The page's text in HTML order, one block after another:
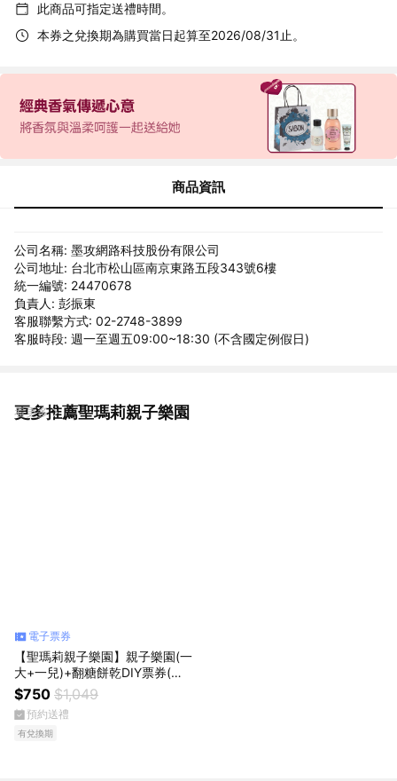
此商品可指定送禮時間。
本券之兌換期為購買當日起算至2026/08/31止。
商品資訊
公司名稱: 墨攻網路科技股份有限公司
公司地址: 台北市松山區南京東路五段343號6樓
統一編號: 24470678
負責人: 彭振東
客服聯繫方式: 02-2748-3899
客服時段: 週一至週五09:00~18:30 (不含國定例假日)
更多推薦聖瑪莉親子樂園
看更多
電子票券
【聖瑪莉親子樂園】親子樂園(一
大+一兒)+翻糖餅乾DIY票券(一
大+一兒)券(MO26)
$750 $1,049
預約送禮
有兌換期